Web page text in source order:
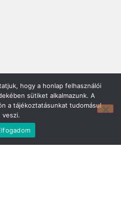
u. 29
hogy a honlap felhasználói
sütiket alkalmazunk. A
a tájékoztatásunkat tudomásul
veszi.